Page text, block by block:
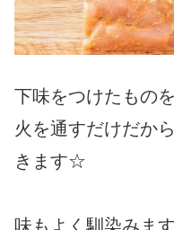
下味をつけたもの
火を通すだけだか
きます☆
味もよく馴染みま